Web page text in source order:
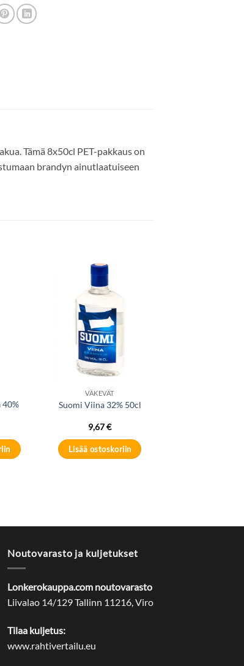
Tämä 8x50cl PET-pakkaus on
brandyn ainutlaatuiseen
40%
VÄKEVÄT
Suomi Viina 32% 50cl
9,67€
Lisää ostoskoriin
Noutovarasto ja kuljetukset
Lonkerokauppa.com noutovarasto
Liivalao 14/129 Tallinn 11216, Viro
Tilaa kuljetus:
www.rahtivertailu.eu